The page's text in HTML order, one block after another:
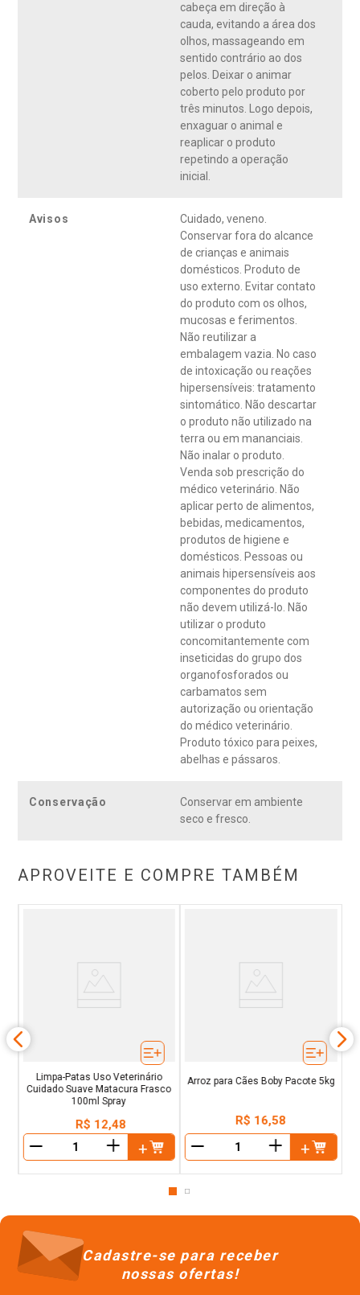
cabeça em direção à
cauda, evitando a área dos
olhos, massageando em
sentido contrário ao dos
pelos. Deixar o animar
coberto pelo produto por
três minutos. Logo depois,
enxaguar o animal e
reaplicar o produto
repetindo a operação
inicial.
Avisos
Cuidado, veneno.
Conservar fora do alcance
de crianças e animais
domésticos. Produto de
uso externo. Evitar contato
do produto com os olhos,
mucosas e ferimentos.
Não reutilizar a
embalagem vazia. No caso
de intoxicação ou reações
hipersensíveis: tratamento
sintomático. Não descartar
o produto não utilizado na
terra ou em mananciais.
Não inalar o produto.
Venda sob prescrição do
médico veterinário. Não
aplicar perto de alimentos,
bebidas, medicamentos,
produtos de higiene e
domésticos. Pessoas ou
animais hipersensíveis aos
componentes do produto
não devem utilizá-lo. Não
utilizar o produto
concomitantemente com
inseticidas do grupo dos
organofosforados ou
carbamatos sem
autorização ou orientação
do médico veterinário.
Produto tóxico para peixes,
abelhas e pássaros.
Conservação
Conservar em ambiente
seco e fresco.
APROVEITE E COMPRE TAMBÉM
Limpa-Patas Uso Veterinário
Cuidado Suave Matacura Frasco
100ml Spray
R$ 12,48
＋
Arroz para Cães Boby Pacote 5kg
R$ 16,58
＋
Cadastre-se para receber
nossas ofertas!